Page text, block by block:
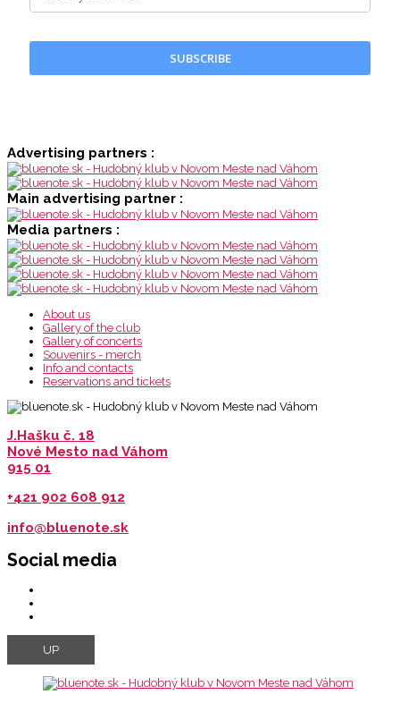
SUBSCRIBE
Advertising partners :
Main advertising partner :
Media partners :
About us
Gallery of the club
Gallery of concerts
Souvenirs - merch
Info and contacts
Reservations and tickets
J.Hašku č. 18
Nové Mesto nad Váhom
915 01
+421 902 608 912
info@bluenote.sk
Social media
UP